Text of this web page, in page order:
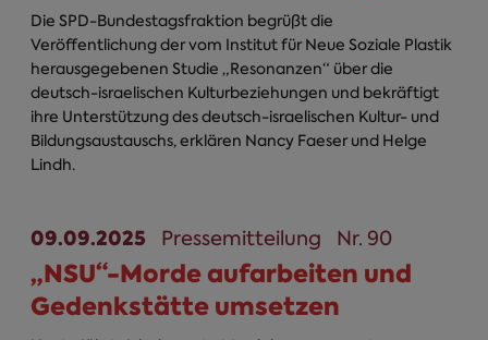
Die SPD-Bundestagsfraktion begrüßt die
Veröffentlichung der vom Institut für Neue Soziale Plastik
herausgegebenen Studie „Resonanzen“ über die
deutsch-israelischen Kulturbeziehungen und bekräftigt
ihre Unterstützung des deutsch-israelischen Kultur- und
Bildungsaustauschs, erklären Nancy Faeser und Helge
Lindh.
09.09.2025 Pressemitteilung Nr. 90
„NSU“-Morde aufarbeiten und
Gedenkstätte umsetzen